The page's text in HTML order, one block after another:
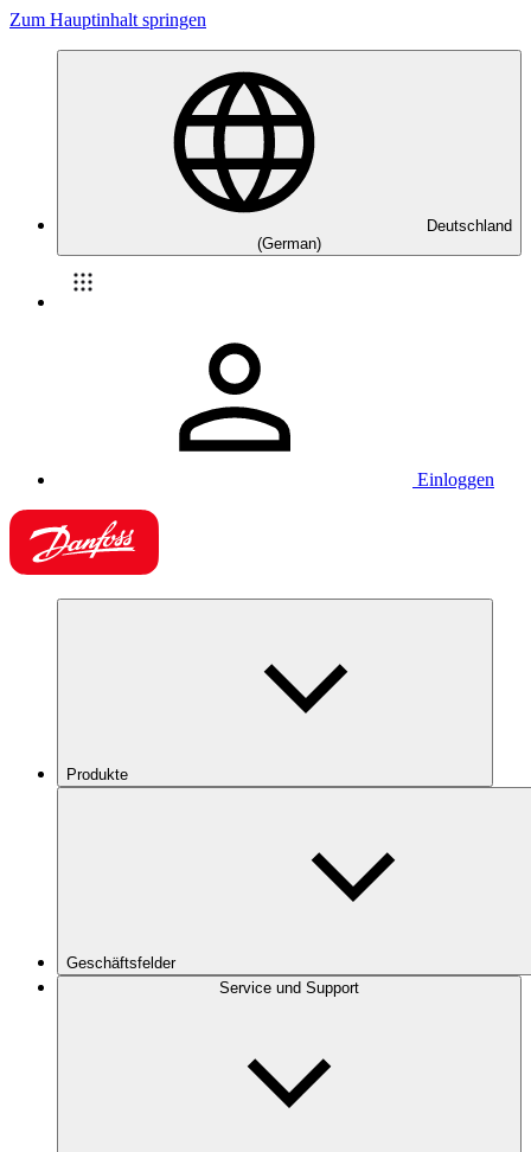
Zum Hauptinhalt springen
Deutschland
(German)
Einloggen
Produkte
Geschäftsfelder
Service und Support